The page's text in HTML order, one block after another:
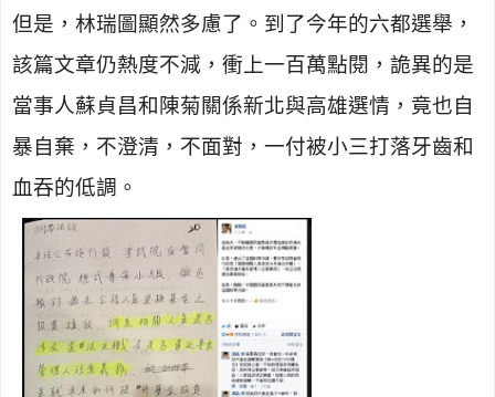
但是，林瑞圖顯然多慮了。到了今年的六都選舉，
該篇文章仍熱度不減，衝上一百萬點閱，詭異的是
當事人蘇貞昌和陳菊關係新北與高雄選情，竟也自
暴自棄，不澄清，不面對，一付被小三打落牙齒和
血吞的低調。